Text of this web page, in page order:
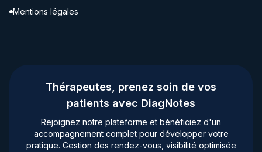
Mentions légales
Thérapeutes, prenez soin de vos
patients avec DiagNotes
Rejoignez notre plateforme et bénéficiez d'un
accompagnement complet pour développer votre
pratique. Gestion des rendez-vous, visibilité optimisée